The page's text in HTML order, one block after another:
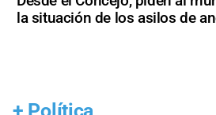
la situación de los asilos de